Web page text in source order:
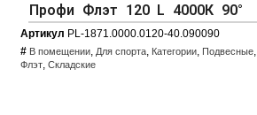
Профи Флэт 120 L 4000К 90°
Артикул PL-1871.0000.0120-40.090090
# В помещении, Для спорта, Категории, Подвесные,
Флэт, Складские